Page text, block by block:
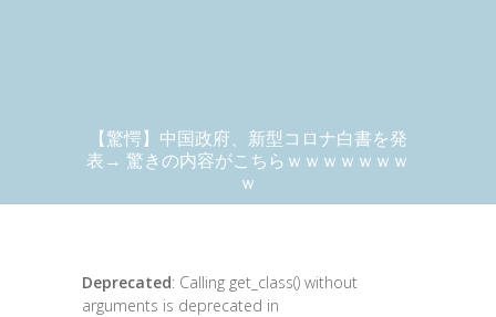
【驚愕】中国政府、新型コロナ白書を発
表→ 驚きの内容がこちらｗｗｗｗｗｗｗ
ｗ
Deprecated: Calling get_class() without
arguments is deprecated in